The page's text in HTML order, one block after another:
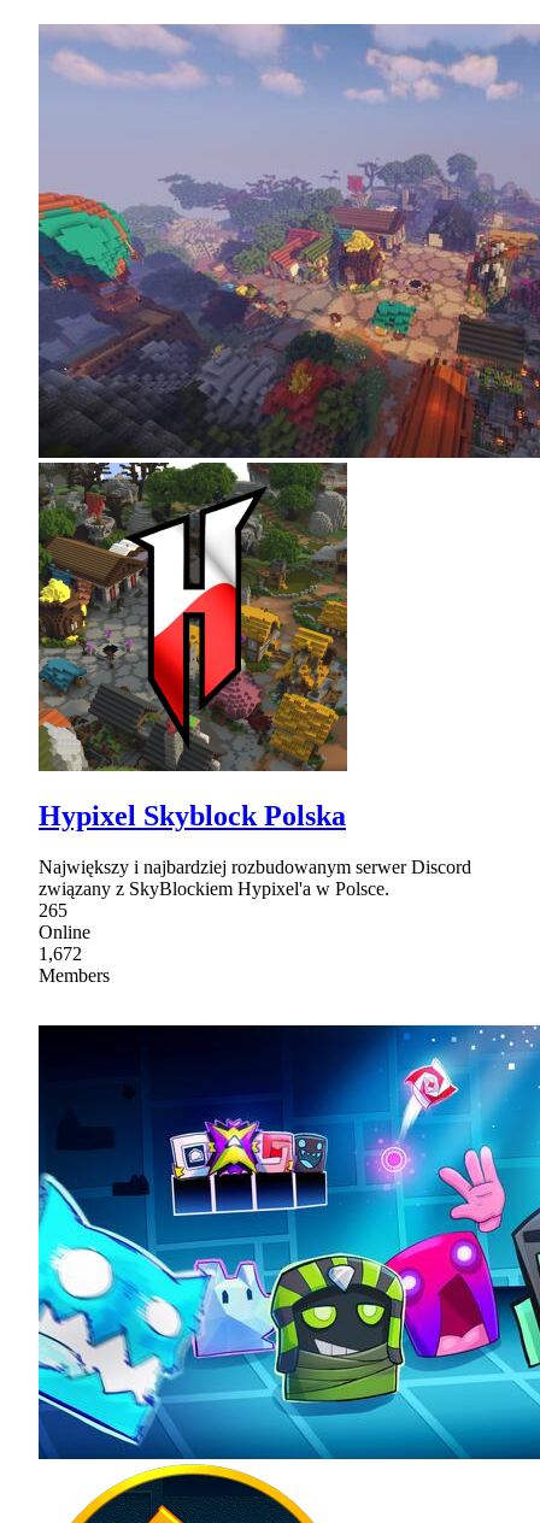
Hypixel Skyblock Polska
Największy i najbardziej rozbudowanym serwer Discord
związany z SkyBlockiem Hypixel'a w Polsce.
265
Online
1,672
Members